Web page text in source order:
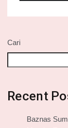
Cari
Recent
Baznas